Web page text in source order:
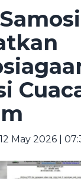
May 2026 |